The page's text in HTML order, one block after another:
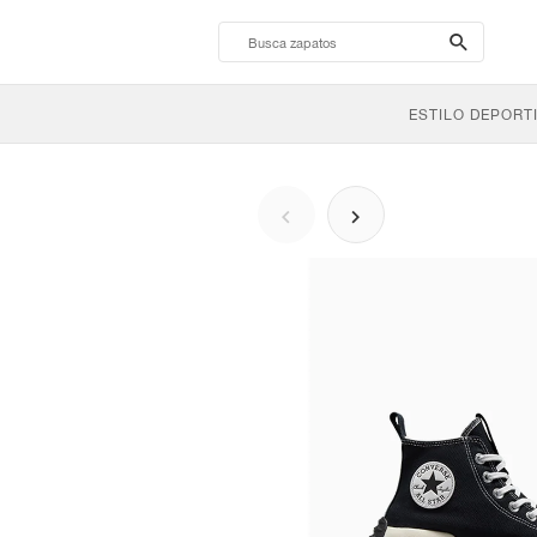
search-
btn
ESTILO